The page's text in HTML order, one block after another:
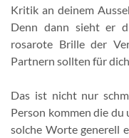
Kritik an deinem
Denn dann sieht er
rosarote Brille der
Partnern sollten für
Das ist nicht nur
Person kommen die du
solche Worte generell